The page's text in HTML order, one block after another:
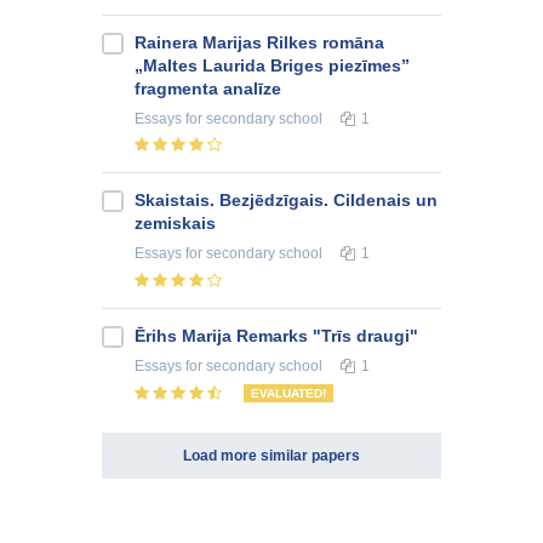
Rainera Marijas Rilkes romāna
„Maltes Laurida Briges piezīmes”
fragmenta analīze
Essays for secondary school 1
Skaistais. Bezjēdzīgais. Cildenais un
zemiskais
Essays for secondary school 1
Ērihs Marija Remarks "Trīs draugi"
Essays for secondary school 1
EVALUATED!
Load more similar papers